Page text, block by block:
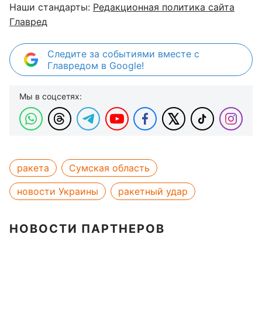
Наши стандарты: Редакционная политика сайта
Главред
Следите за событиями вместе с
Главредом в Google!
Мы в соцсетях:
ракета
Сумская область
новости Украины
ракетный удар
НОВОСТИ ПАРТНЕРОВ